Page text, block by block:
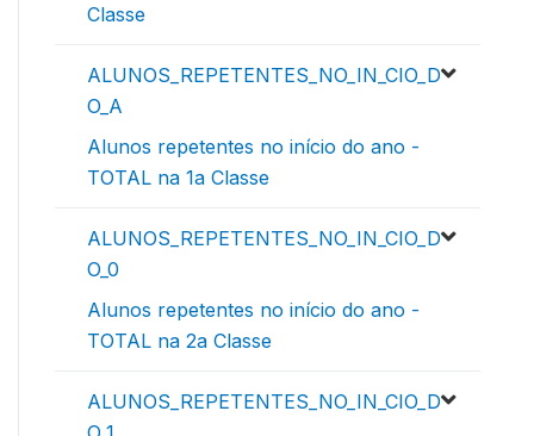
Classe
ALUNOS_REPETENTES_NO_IN_CIO_D
O_A
Alunos repetentes no início do ano -
TOTAL na 1a Classe
ALUNOS_REPETENTES_NO_IN_CIO_D
O_0
Alunos repetentes no início do ano -
TOTAL na 2a Classe
ALUNOS_REPETENTES_NO_IN_CIO_D